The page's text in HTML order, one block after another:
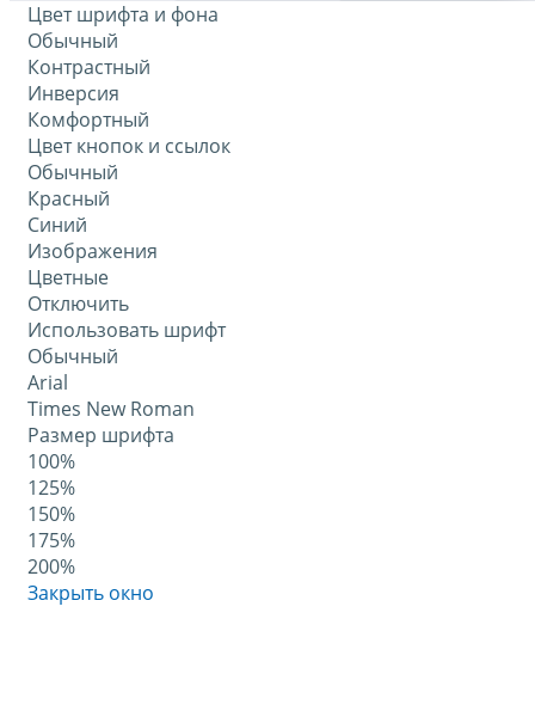
Цвет шрифта и фона
Обычный
Контрастный
Инверсия
Комфортный
Цвет кнопок и ссылок
Обычный
Красный
Синий
Изображения
Цветные
Отключить
Использовать шрифт
Обычный
Arial
Times New Roman
Размер шрифта
100%
125%
150%
175%
200%
Закрыть окно